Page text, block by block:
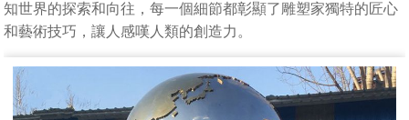
知世界的探索和向往，每一個細節都彰顯了雕塑家獨特的匠心
和藝術技巧，讓人感嘆人類的創造力。